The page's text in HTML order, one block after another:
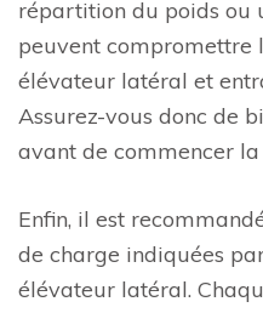
répartition du poids ou
peuvent compromettre
élévateur latéral et
Assurez-vous donc de
avant de commencer
Enfin, il est
de charge indiquées
élévateur latéral.